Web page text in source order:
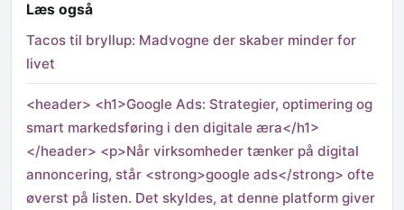
Læs også
Tacos til bryllup: Madvogne der skaber minder for
livet
<header> <h1>Google Ads: Strategier, optimering og
smart markedsføring i den digitale æra</h1>
</header> <p>Når virksomheder tænker på digital
annoncering, står <strong>google ads</strong> ofte
øverst på listen. Det skyldes, at denne platform giver